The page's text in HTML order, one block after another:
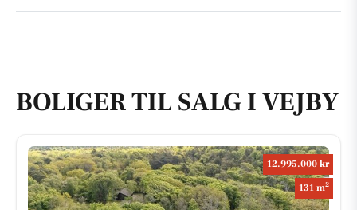
BOLIGER TIL SALG I VEJBY
12.995.000 kr
131 m2